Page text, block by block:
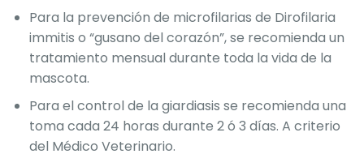
Para la prevención de microfilarias de Dirofilaria
immitis o “gusano del corazón”, se recomienda un
tratamiento mensual durante toda la vida de la
mascota.
Para el control de la giardiasis se recomienda una
toma cada 24 horas durante 2 ó 3 días. A criterio
del Médico Veterinario.